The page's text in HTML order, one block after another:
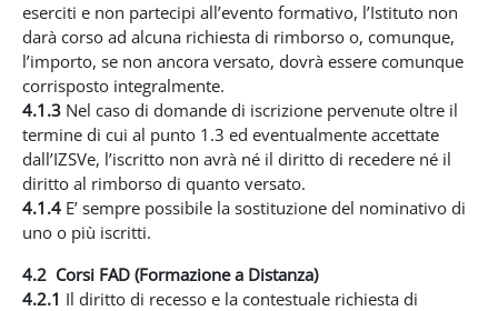
eserciti e non partecipi all’evento formativo, l’Istituto non
darà corso ad alcuna richiesta di rimborso o, comunque,
l’importo, se non ancora versato, dovrà essere comunque
corrisposto integralmente.
4.1.3 Nel caso di domande di iscrizione pervenute oltre il
termine di cui al punto 1.3 ed eventualmente accettate
dall’IZSVe, l’iscritto non avrà né il diritto di recedere né il
diritto al rimborso di quanto versato.
4.1.4 E’ sempre possibile la sostituzione del nominativo di
uno o più iscritti.
4.2 Corsi FAD (Formazione a Distanza)
4.2.1 Il diritto di recesso e la contestuale richiesta di